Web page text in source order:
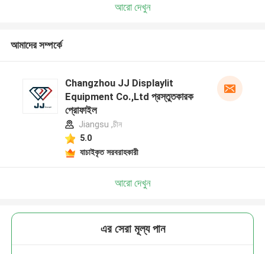
আরো দেখুন
আমাদের সম্পর্কে
Changzhou JJ Displaylit
Equipment Co.,Ltd প্রস্তুতকারক
প্রোফাইল
Jiangsu ,চীন
5.0
যাচাইকৃত সরবরাহকারী
আরো দেখুন
এর সেরা মূল্য পান